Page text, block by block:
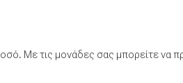
Με τις μονάδες σας μπορείτε να